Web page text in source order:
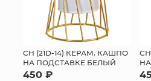
СН (21D-14) КЕРАМ. КАШПО
НА ПОДСТАВКЕ БЕЛЫЙ
450 ₽